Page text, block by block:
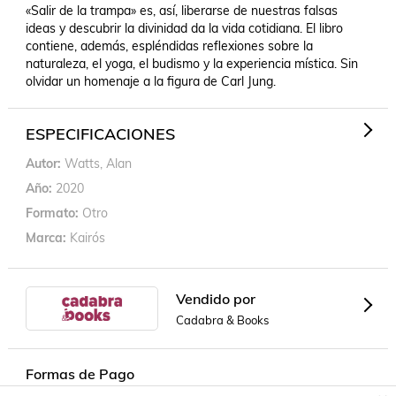
«Salir de la trampa» es, así, liberarse de nuestras falsas
ideas y descubrir la divinidad da la vida cotidiana. El libro
contiene, además, espléndidas reflexiones sobre la
naturaleza, el yoga, el budismo y la experiencia mística. Sin
olvidar un homenaje a la figura de Carl Jung.
ESPECIFICACIONES
Autor Watts, Alan
Año 2020
Formato Otro
Marca Kairós
Vendido por
Cadabra & Books
Formas de Pago